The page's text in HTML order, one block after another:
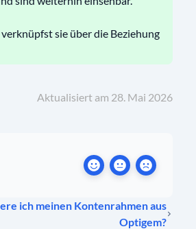
sie über die Beziehung
Aktualisiert am 28. Mai 2026
ich meinen Kontenrahmen aus
Optigem?